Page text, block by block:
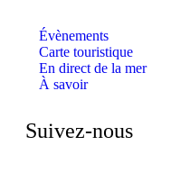
Évènements
Carte touristique
En direct de la mer
À savoir
Suivez-nous